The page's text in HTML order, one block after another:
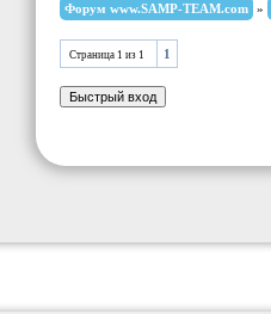
Форум www.SAMP-TEAM.com »
Страница 1 из 1 1